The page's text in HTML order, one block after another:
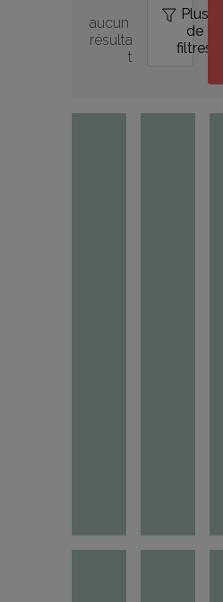
aucun
résulta
t
Plus
de
filtres